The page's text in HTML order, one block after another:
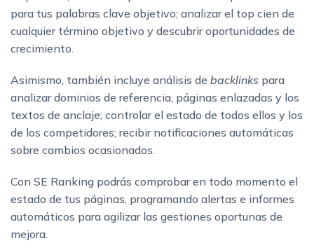
para tus palabras clave objetivo; analizar el top cien de
cualquier término objetivo y descubrir oportunidades de
crecimiento.
Asimismo, también incluye análisis de backlinks para
analizar dominios de referencia, páginas enlazadas y los
textos de anclaje; controlar el estado de todos ellos y los
de los competidores; recibir notificaciones automáticas
sobre cambios ocasionados.
Con SE Ranking podrás comprobar en todo momento el
estado de tus páginas, programando alertas e informes
automáticos para agilizar las gestiones oportunas de
mejora.